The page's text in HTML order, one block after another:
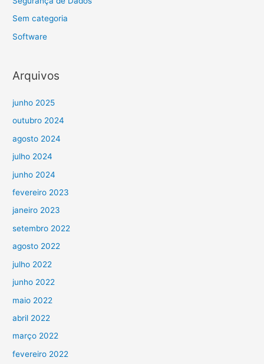
Sem categoria
Software
Arquivos
junho 2025
outubro 2024
agosto 2024
julho 2024
junho 2024
fevereiro 2023
janeiro 2023
setembro 2022
agosto 2022
julho 2022
junho 2022
maio 2022
abril 2022
março 2022
fevereiro 2022